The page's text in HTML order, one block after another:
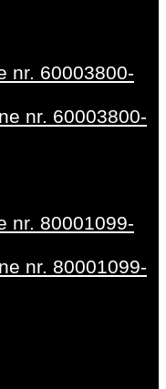
nr. 60003800-
nr. 60003800-
nr. 80001099-
nr. 80001099-